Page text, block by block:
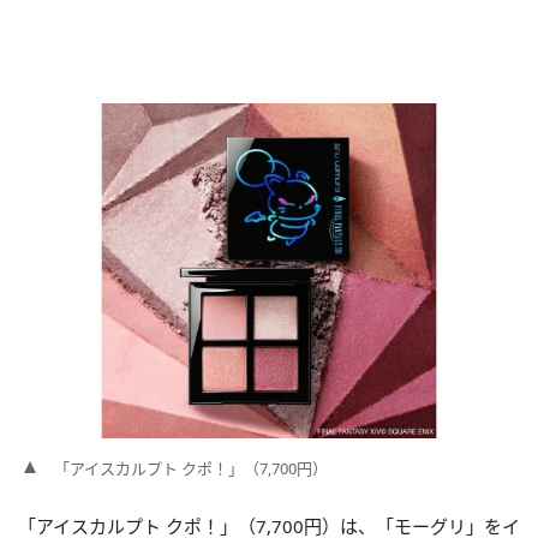
「アイスカルプト クポ！」（7,700円）
「アイスカルプト クポ！」（7,700円）は、「モーグリ」をイ